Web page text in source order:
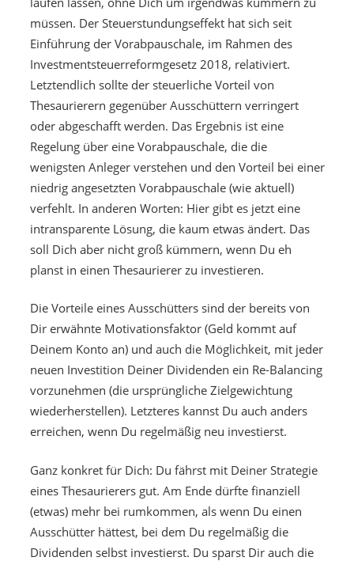
müssen. Der Steuerstundungseffekt hat sich seit
Einführung der Vorabpauschale, im Rahmen des
Investmentsteuerreformgesetz 2018, relativiert.
Letztendlich sollte der steuerliche Vorteil von
Thesaurierern gegenüber Ausschüttern verringert
oder abgeschafft werden. Das Ergebnis ist eine
Regelung über eine Vorabpauschale, die die
wenigsten Anleger verstehen und den Vorteil bei einer
niedrig angesetzten Vorabpauschale (wie aktuell)
verfehlt. In anderen Worten: Hier gibt es jetzt eine
intransparente Lösung, die kaum etwas ändert. Das
soll Dich aber nicht groß kümmern, wenn Du eh
planst in einen Thesaurierer zu investieren.
Die Vorteile eines Ausschütters sind der bereits von
Dir erwähnte Motivationsfaktor (Geld kommt auf
Deinem Konto an) und auch die Möglichkeit, mit jeder
neuen Investition Deiner Dividenden ein Re-Balancing
vorzunehmen (die ursprüngliche Zielgewichtung
wiederherstellen). Letzteres kannst Du auch anders
erreichen, wenn Du regelmäßig neu investierst.
Ganz konkret für Dich: Du fährst mit Deiner Strategie
eines Thesaurierers gut. Am Ende dürfte finanziell
(etwas) mehr bei rumkommen, als wenn Du einen
Ausschütter hättest, bei dem Du regelmäßig die
Dividenden selbst investierst. Du sparst Dir auch die